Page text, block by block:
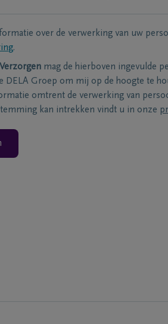
over de verwerking van uw
.
mag de hierboven ingevulde
DELA Groep om mij op de hoogte te
omtrent de verwerking van
kan intrekken vindt u in onze